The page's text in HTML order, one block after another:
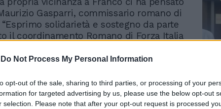
Do Not Process My Personal Information
opt-out of the sale, sharing to third parties, or processing of your
for targeted advertising by us, please use the below opt-out
selection. Please note that after your opt-out request is processed
Gasparri, commissario romano di
solidarietà e sostegno da parte
il coordinamento Romano di Forza Italia
di un vile atto intimidatorio. L’ottimo
difficile come il VI, purtroppo ancora
evidentemente danneggia gli
loschi individui pronti a tutto. Un motivo
Rudy Giuliani a Come States?